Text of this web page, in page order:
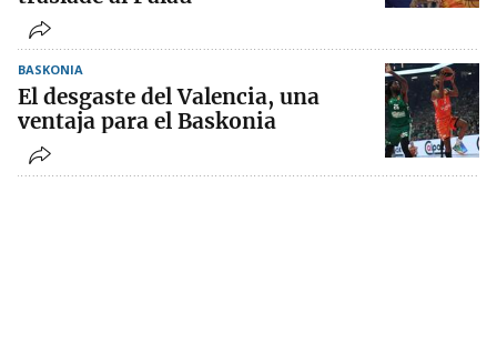
BASKONIA
El desgaste del Valencia, una
ventaja para el Baskonia